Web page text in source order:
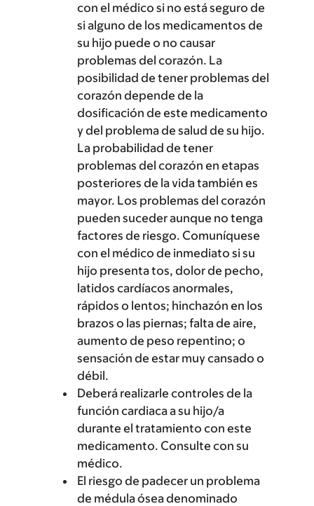
con el médico si no está seguro de
si alguno de los medicamentos de
su hijo puede o no causar
problemas del corazón. La
posibilidad de tener problemas del
corazón depende de la
dosificación de este medicamento
y del problema de salud de su hijo.
La probabilidad de tener
problemas del corazón en etapas
posteriores de la vida también es
mayor. Los problemas del corazón
pueden suceder aunque no tenga
factores de riesgo. Comuníquese
con el médico de inmediato si su
hijo presenta tos, dolor de pecho,
latidos cardíacos anormales,
rápidos o lentos; hinchazón en los
brazos o las piernas; falta de aire,
aumento de peso repentino; o
sensación de estar muy cansado o
débil.
Deberá realizarle controles de la
función cardiaca a su hijo/a
durante el tratamiento con este
medicamento. Consulte con su
médico.
El riesgo de padecer un problema
de médula ósea denominado